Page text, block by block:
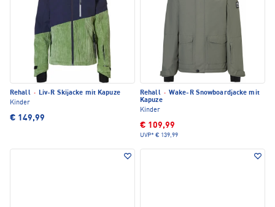
Rehall · Liv-R Skijacke mit Kapuze
Kinder
€ 149,99
Rehall · Wake-R Snowboardjacke mit
Kapuze
Kinder
€ 109,99
UVP* € 139,99